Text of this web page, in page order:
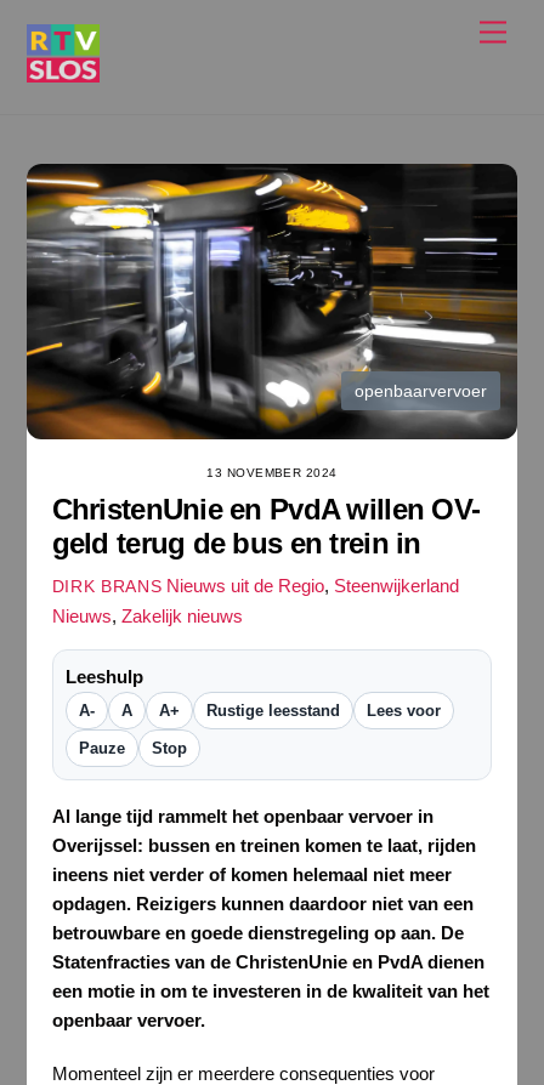
openbaarvervoer
13 NOVEMBER 2024
ChristenUnie en PvdA willen OV-
geld terug de bus en trein in
DIRK BRANS Nieuws uit de Regio, Steenwijkerland
Nieuws, Zakelijk nieuws
Leeshulp
A- A A+ Rustige leesstand Lees voor
Pauze Stop
Al lange tijd rammelt het openbaar vervoer in
Overijssel: bussen en treinen komen te laat, rijden
ineens niet verder of komen helemaal niet meer
opdagen. Reizigers kunnen daardoor niet van een
betrouwbare en goede dienstregeling op aan. De
Statenfracties van de ChristenUnie en PvdA dienen
een motie in om te investeren in de kwaliteit van het
openbaar vervoer.
Momenteel zijn er meerdere consequenties voor